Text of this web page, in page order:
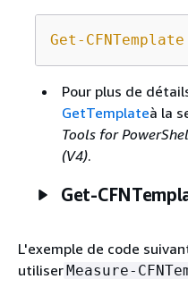
Get-CFNTemplate
Pour plus de
GetTemplateà la
Tools for
(V4).
Get-
L'exemple de code
utiliser Measure-